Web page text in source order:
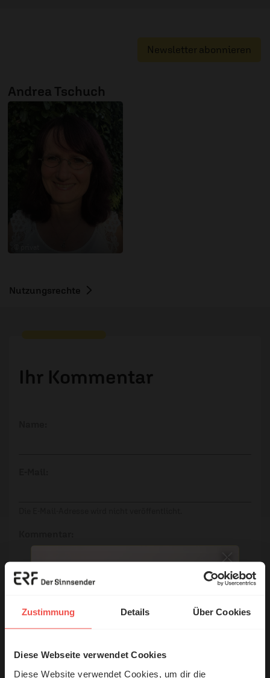
Zustimmung Details Über Cookies
Diese Webseite verwendet Cookies
Diese Website verwendet Cookies, um dir die
Newsletter abonnieren
Andrea Tschuch
Nutzungsrechte
Ihr Kommentar
Ich bin damit einverstanden, dass meine Angaben
anonymisiert erfasst und zum Zweck der
ausgewertet werden. Es erfolgt keine Weitergabe
Ihrer Daten an Dritte. Näheres siehe
© Ruth Schneider / ERF